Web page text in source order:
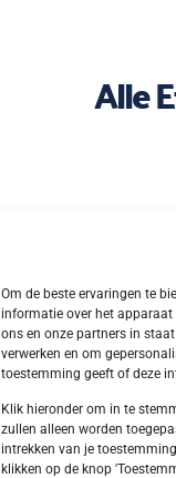
Om de beste ervaringen te
informatie over het
ons en onze partners in
verwerken en om
toestemming geeft of deze
Klik hieronder om in te
zullen alleen worden
intrekken van je
klikken op de knop
Alle